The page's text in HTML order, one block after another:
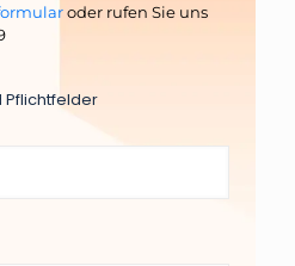
oder rufen Sie uns
Pflichtfelder